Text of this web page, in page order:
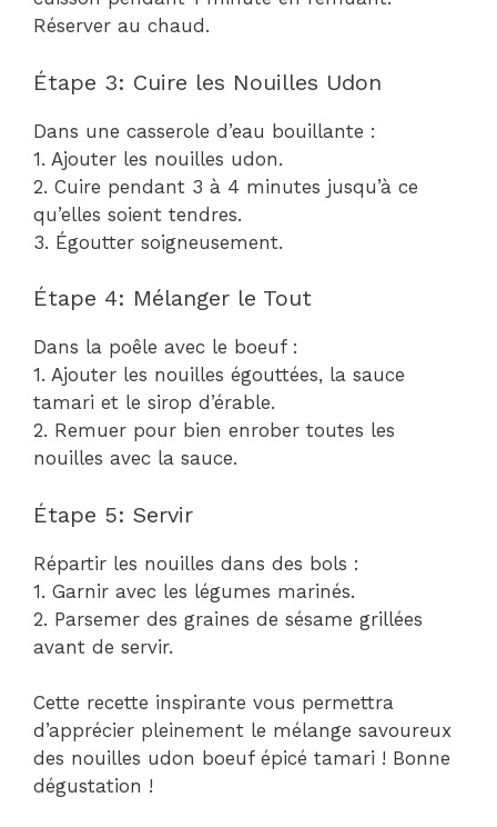
Réserver au chaud.
Étape 3: Cuire les Nouilles Udon
Dans une casserole d’eau bouillante :
1. Ajouter les nouilles udon.
2. Cuire pendant 3 à 4 minutes jusqu’à ce
qu’elles soient tendres.
3. Égoutter soigneusement.
Étape 4: Mélanger le Tout
Dans la poêle avec le boeuf :
1. Ajouter les nouilles égouttées, la sauce
tamari et le sirop d’érable.
2. Remuer pour bien enrober toutes les
nouilles avec la sauce.
Étape 5: Servir
Répartir les nouilles dans des bols :
1. Garnir avec les légumes marinés.
2. Parsemer des graines de sésame grillées
avant de servir.
Cette recette inspirante vous permettra
d’apprécier pleinement le mélange savoureux
des nouilles udon boeuf épicé tamari ! Bonne
dégustation !